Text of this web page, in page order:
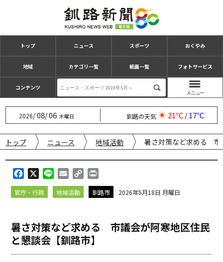
トップ ニュース スポーツ おくやみ
地域 カテゴリ一覧 紙面一覧 フォトサービス
コンテンツ
2026/08/06 木曜日 釧路の天気 21℃/17℃
トップ ニュース 地域活動 暑さ対策など求める 市
a
c
o
o
i
n
m
a
o
p
i
n
r
i
官庁・行政 地域活動 釧路市 2026年5月18日 月曜日
暑さ対策など求める 市議会が阿寒地区住民
と懇談会【釧路市】